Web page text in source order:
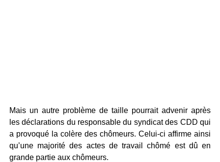
Mais un autre problème de taille pourrait advenir après
les déclarations du responsable du syndicat des CDD qui
a provoqué la colère des chômeurs. Celui-ci affirme ainsi
qu’une majorité des actes de travail chômé est dû en
grande partie aux chômeurs.